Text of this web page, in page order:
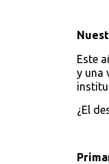
Este
y una
¿El